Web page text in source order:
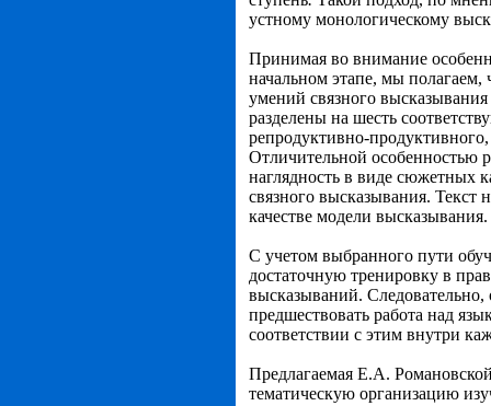
устному монологическому
Принимая во внимание
начальном этапе, мы
умений связного
разделены на шесть
репродуктивно-
Отличительной особенностью
наглядность в виде сюжетных
связного высказывания. Текст
качестве модели высказывания.
С учетом выбранного пути
достаточную тренировку в
высказываний.
предшествовать работа над
соответствии с этим внутри
Предлагаемая Е.А.
тематическую организацию